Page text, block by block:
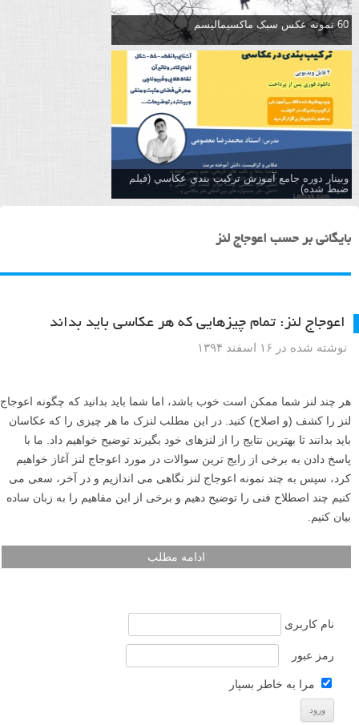
60 نمونه عکس سبک ماکسیمالیسم
وبینار دوره جامع آموزش تركيب بندي عكاسي (فیلم
ضبط شده)
بایگانی بر حسب اعوجاج لنز
اعوجاج لنز: تمام چیزهایی که هر عکاسی باید بداند
نوشته شده در ۱۶ اسفند ۱۳۹۴
هر چند لنز شما ممکن است خوب باشد، اما شما باید بدانید که چگونه اعوجاج
لنز را کشف (و اصلاح) کنید. در این مطلب لنزک ما هر چیزی را که عکاسان
باید بدانند تا بهترین نتایج را از لنزهای خود بگیرند توضیح خواهیم داد. ما با
پاسخ دادن به برخی از رایج ترین سوالات در مورد اعوجاج لنز آغاز خواهیم
کرد، سپس به چند نمونه اعوجاج لنز نگاهی می اندازیم و در آخر، سعی می
کنیم چند اصطلاح فنی را توضیح دهیم و برخی از این مفاهیم را به زبان ساده
بیان کنیم.
ادامه مطلب
نام کاربری
رمز عبور
مرا به خاطر بسپار